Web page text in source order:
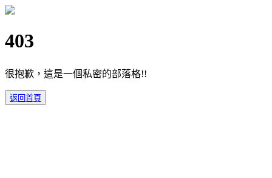
403
很抱歉，這是一個私密的部落格!!
返回首頁